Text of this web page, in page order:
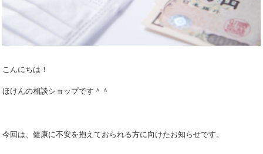
こんにちは！
ほけんの相談ショップです＾＾
今回は、健康に不安を抱えておられる方に向けたお知らせです。